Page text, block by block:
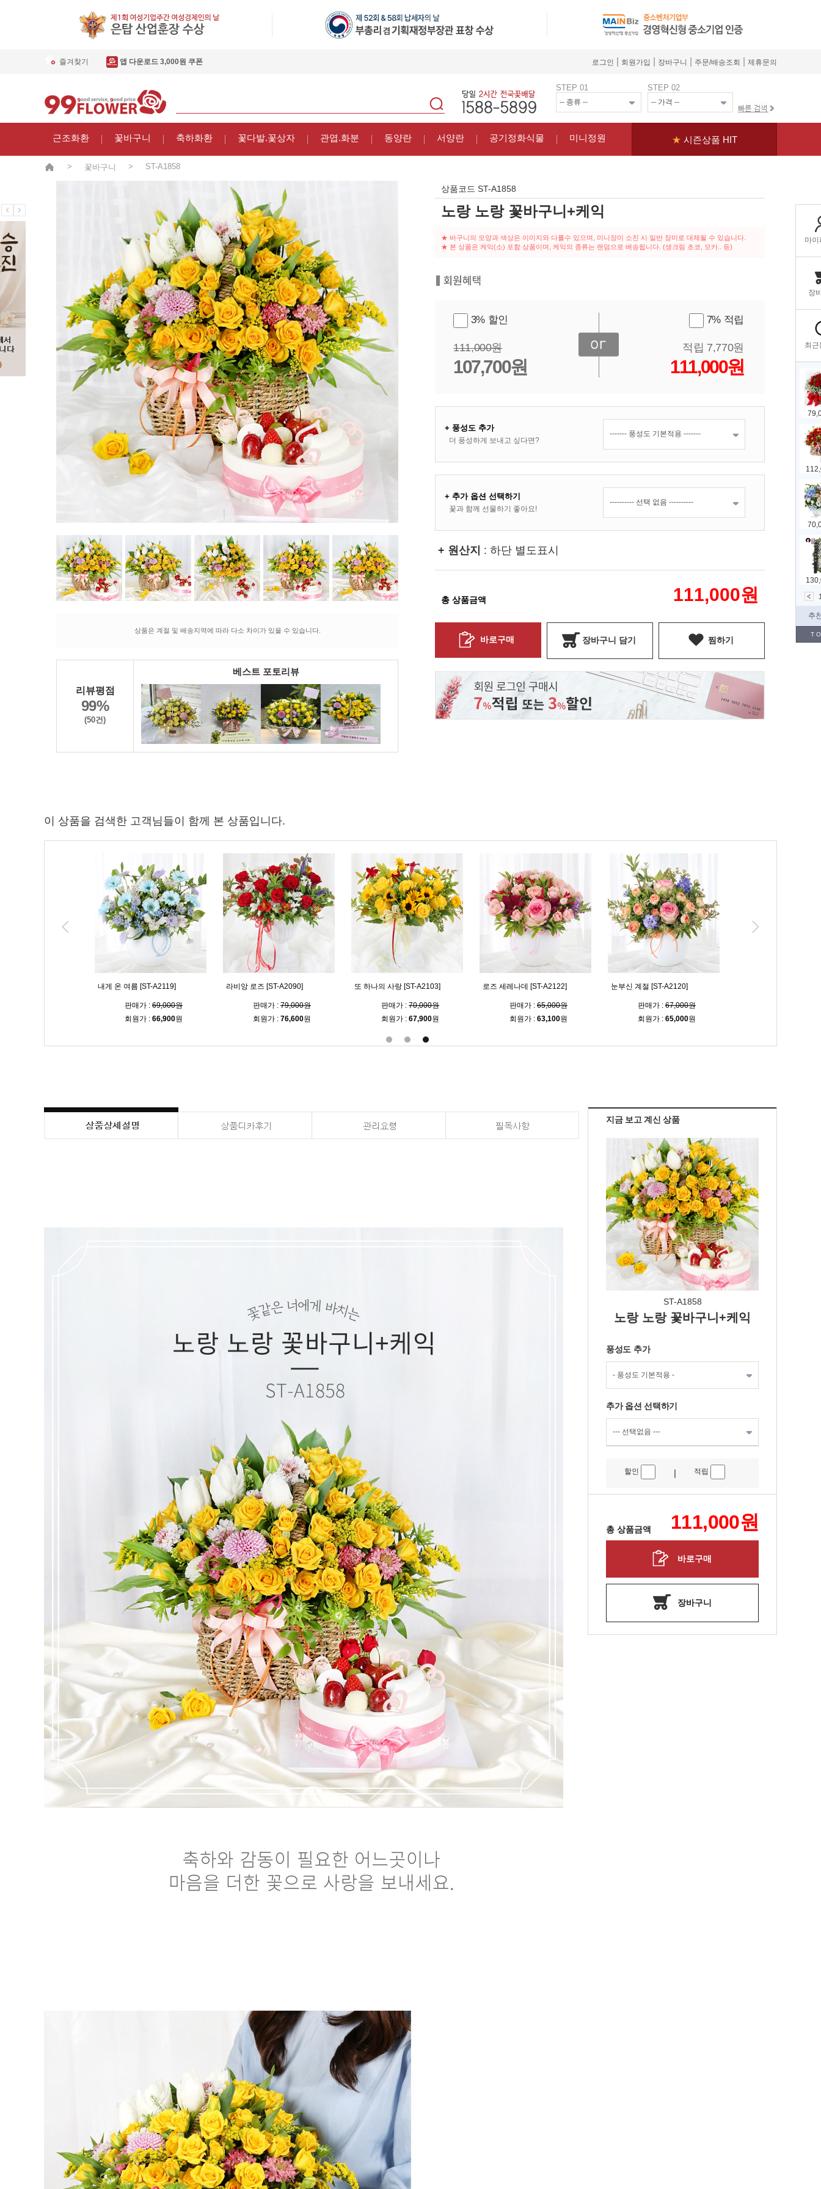
즐겨찾기 앱 다운로드 3,000원 쿠폰 로그인 회원가입 장바구니 주문/배송조회 제휴문의
STEP 01 STEP 02
근조화환 꽃바구니 축하화환 꽃다발.꽃상자 관엽.화분 동양란 서양란 공기정화식물 미니정원 ★ 시즌상품 HIT
> 꽃바구니 > ST-A1858
상품은 계절 및 배송지역에 따라 다소 차이가 있을 수 있습니다.
리뷰평점
99%
(50건)
베스트 포토리뷰
상품코드 ST-A1858
노랑 노랑 꽃바구니+케익
★ 바구니의 모양과 색상은 이미지와 다를수 있으며, 미니장미 소진 시 일반 장미로 대체될 수 있습니다.
★ 본 상품은 케익(소) 포함 상품이며, 케익의 종류는 랜덤으로 배송됩니다. (생크림 초코, 모카.. 등)
3% 할인
111,000원
107,700원
7% 적립
적립 7,770원
111,000원
+ 풍성도 추가
더 풍성하게 보내고 싶다면?
+ 추가 옵션 선택하기
꽃과 함께 선물하기 좋아요!
+ 원산지 : 하단 별도표시
총 상품금액 111,000원
바로구매 장바구니 담기 찜하기
이 상품을 검색한 고객님들이 함께 본 상품입니다.
내게 온 여름 [ST-A2119]
판매가 : 69,000원
회원가 : 66,900원
라비앙 로즈 [ST-A2090]
판매가 : 79,000원
회원가 : 76,600원
또 하나의 사랑 [ST-A2103]
판매가 : 70,000원
회원가 : 67,900원
로즈 세레나데 [ST-A2122]
판매가 : 65,000원
회원가 : 63,100원
눈부신 계절 [ST-A2120]
판매가 : 67,000원
회원가 : 65,000원
지금 보고 계신 상품
ST-A1858
노랑 노랑 꽃바구니+케익
풍성도 추가
추가 옵션 선택하기
할인 | 적립
총 상품금액 111,000원
바로구매
장바구니